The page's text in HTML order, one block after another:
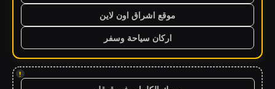
موقع اشراق اون لاين
اركان سياحة وسفر
!